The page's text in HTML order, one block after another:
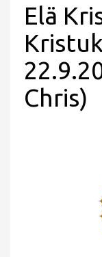
Elä
Chris)